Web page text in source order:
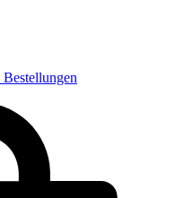
Bestellungen